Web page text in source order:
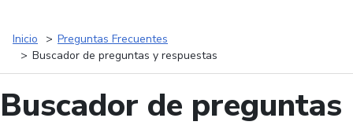
Inicio
Preguntas Frecuentes
Buscador de preguntas y respuestas
Buscador de preguntas